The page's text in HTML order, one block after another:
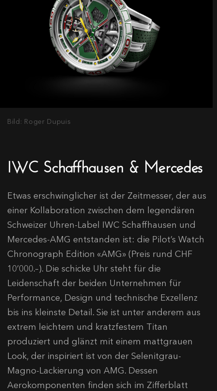
Bild: Roger Dupuis
IWC Schaffhausen & Mercedes
Etwas erschwinglicher ist der Zeitmesser, der aus
einer Kollaboration zwischen dem legendären
Schweizer Uhren-Label IWC Schaffhausen und
Mercedes-AMG entstanden ist: die Pilot’s Watch
Chronograph Edition «AMG» (Preis rund CHF
10’000.–). Die schicke Uhr steht für die
Leidenschaft der beiden Unternehmen für
Performance, Design und technische Exzellenz
bis ins kleinste Detail. Sie ist unter anderem aus
extrem leichtem und kratzfestem Titan
produziert und glänzt mit einem mattgrauen
Look, der inspiriert ist von der Selenitgrau-
Magno-Lackierung von AMG. Dessen
Aerokomponenten finden sich im Zifferblatt